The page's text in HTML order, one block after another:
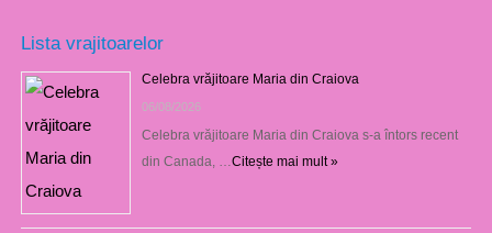
Lista vrajitoarelor
Celebra vrăjitoare Maria din Craiova
06/08/2026
Celebra vrăjitoare Maria din Craiova s-a întors recent
din Canada, … Citește mai mult »